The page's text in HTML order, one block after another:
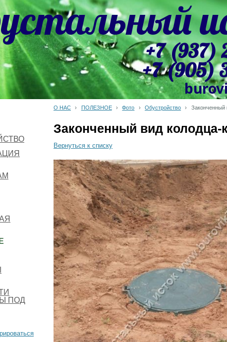
+7 (937)
+7 (905)
ПОД
О НАС › ПОЛЕЗНОЕ › Фото › Обустройство › Законченный
Законченный вид колодца-
Вернуться к списку